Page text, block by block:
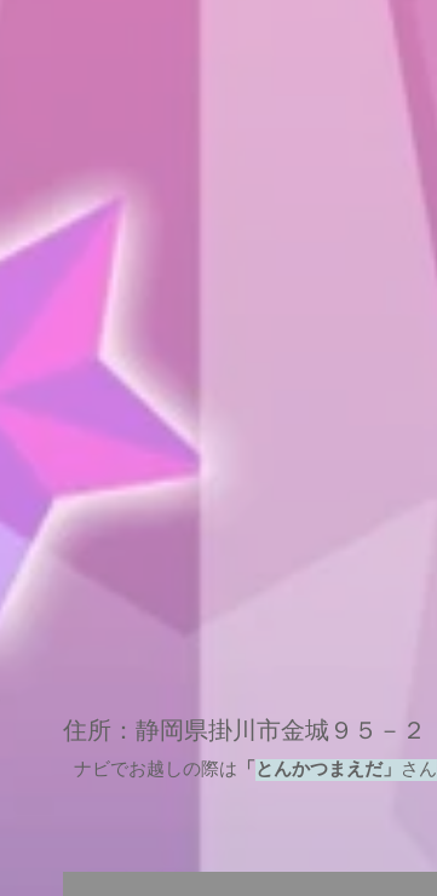
住所：静岡県掛川市金城９５－２
ナビでお越しの際は 「 とんかつまえだ」 さん